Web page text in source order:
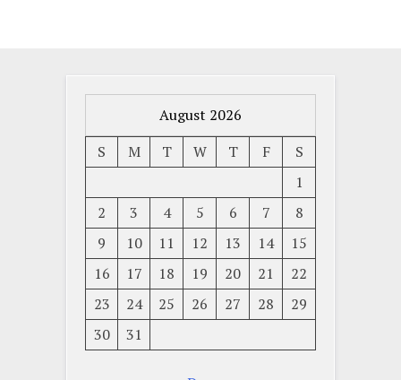
August 2026
S
M T W T F
S
1
2
3 4 5 6 7
8
9
10 11 12 13 14
15
16
17 18 19 20 21
22
23
24 25 26 27 28
29
30
31